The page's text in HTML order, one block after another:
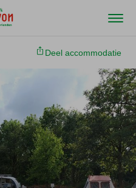
Deel accommodatie